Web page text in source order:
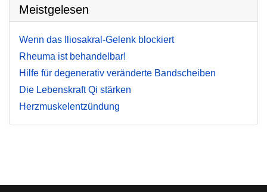
Meistgelesen
Wenn das Iliosakral-Gelenk blockiert
Rheuma ist behandelbar!
Hilfe für degenerativ veränderte Bandscheiben
Die Lebenskraft Qi stärken
Herzmuskelentzündung